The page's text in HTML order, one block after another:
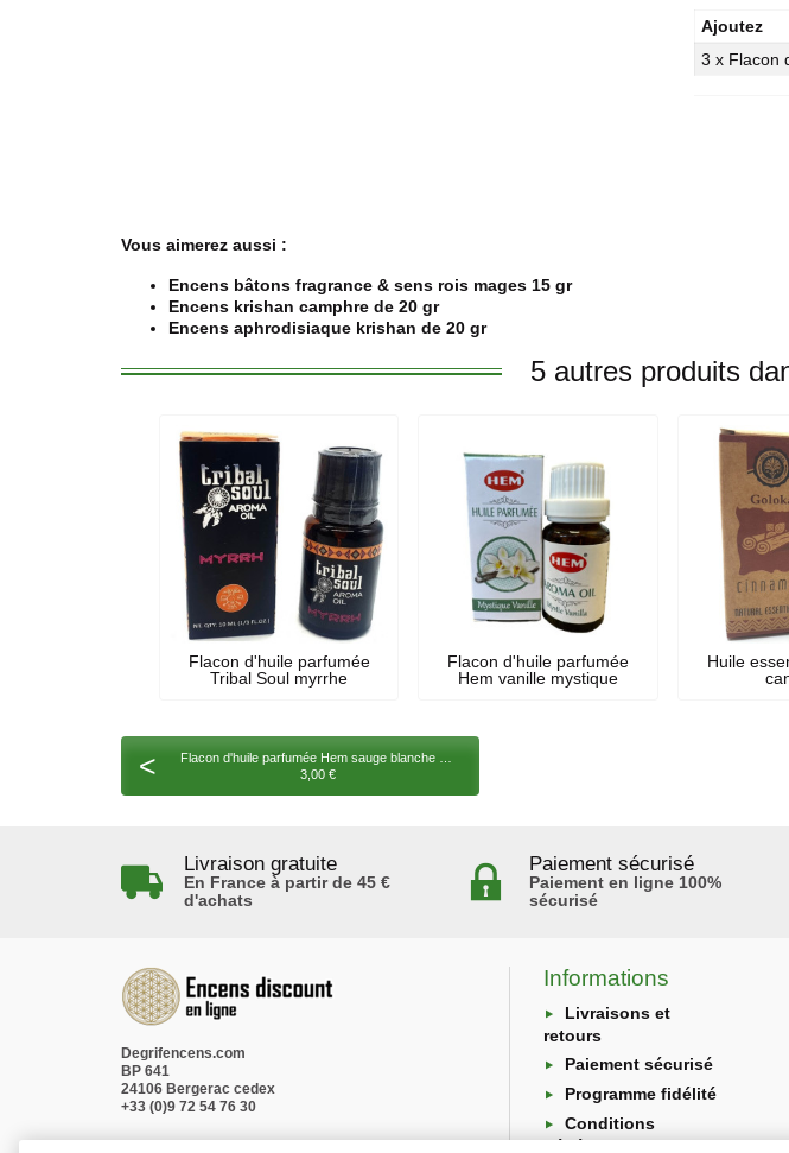
Ajoutez
3 x Flacon
Vous aimerez aussi :
Encens bâtons fragrance & sens rois mages 15 gr
Encens krishan camphre de 20 gr
Encens aphrodisiaque krishan de 20 gr
5 autres produits
Flacon d'huile parfumée
Tribal Soul myrrhe
Flacon d'huile parfumée
Hem vanille mystique
Huile
<
3,00 €
Livraison gratuite
En France à partir de 45 €
d'achats
Paiement sécurisé
Paiement en ligne 100%
sécurisé
Degrifencens.com
BP 641
24106 Bergerac cedex
+33 (0)9 72 54 76 30
Informations
Livraisons et
retours
Paiement sécurisé
Programme fidélité
Conditions
générales